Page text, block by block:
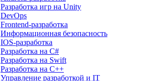
Разработка игр на Unity
DevOps
Frontend-разработка
Информационная безопасность
IOS-разработка
Разработка на C#
Разработка на Swift
Разработка на C++
Управление разработкой и IT